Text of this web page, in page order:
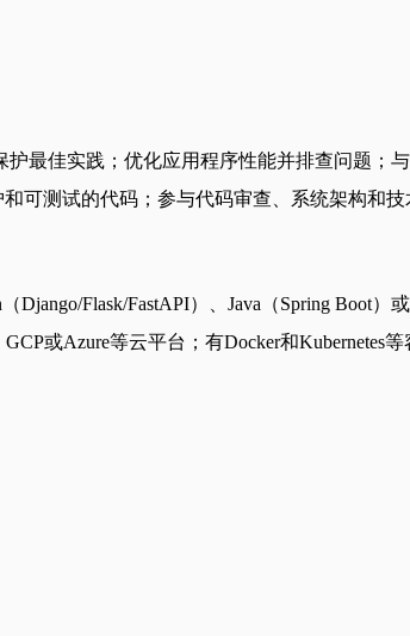
最佳实践；优化应用程序性能并排查问题；
可测试的代码；参与代码审查、系统架构和技
Flask/FastAPI）、Java（Spring Boot）
或Azure等云平台；有Docker和Kubernetes